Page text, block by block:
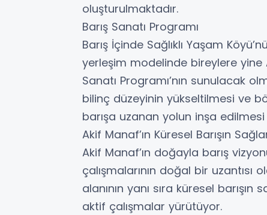
oluşturulmaktadır.
Barış Sanatı Programı
Barış İçinde Sağlıklı Yaşam
yerleşim modelinde bireylere yine
Sanatı Programı’nın sunulacak
bilinç düzeyinin yükseltilmesi ve
barışa uzanan yolun inşa
Akif Manaf’ın Küresel Barışın
Akif Manaf’ın doğayla barış
çalışmalarının doğal bir uzantısı
alanının yanı sıra küresel
aktif çalışmalar yürütüyor.